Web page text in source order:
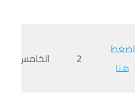
اضغط
هنا
2 الخامس